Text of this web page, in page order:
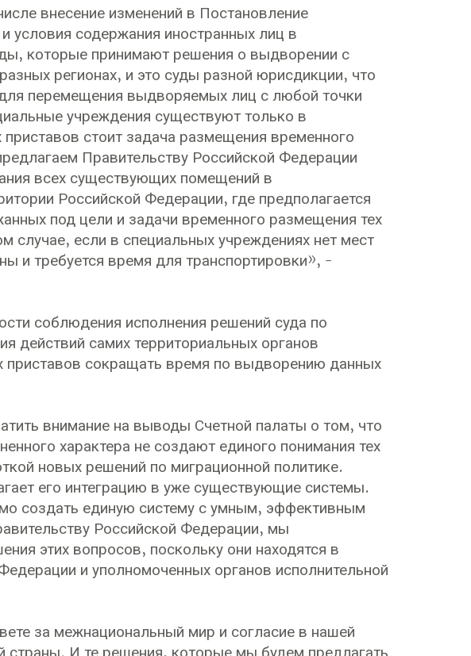
внесение изменений в Постановление
условия содержания иностранных лиц в
которые принимают решения о выдворении с
регионах, и это суды разной юрисдикции, что
перемещения выдворяемых лиц с любой точки
учреждения существуют только в
стоит задача размещения временного
Правительству Российской Федерации
всех существующих помещений в
Российской Федерации, где предполагается
под цели и задачи временного размещения тех
если в специальных учреждениях нет мест
и требуется время для транспортировки», -
соблюдения исполнения решений суда по
действий самих территориальных органов
сокращать время по выдворению данных
внимание на выводы Счетной палаты о том, что
характера не создают единого понимания тех
новых решений по миграционной политике.
его интеграцию в уже существующие системы.
создать единую систему с умным, эффективным
Российской Федерации, мы
этих вопросов, поскольку они находятся в
и уполномоченных органов исполнительной
за межнациональный мир и согласие в нашей